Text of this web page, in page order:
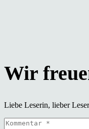
Liebe Leserin, lieber